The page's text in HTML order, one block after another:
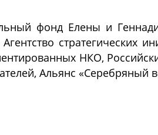
фонд Елены и
стратегических
НКО,
Альянс «Серебряный